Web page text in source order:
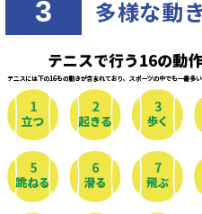
3 多様な動